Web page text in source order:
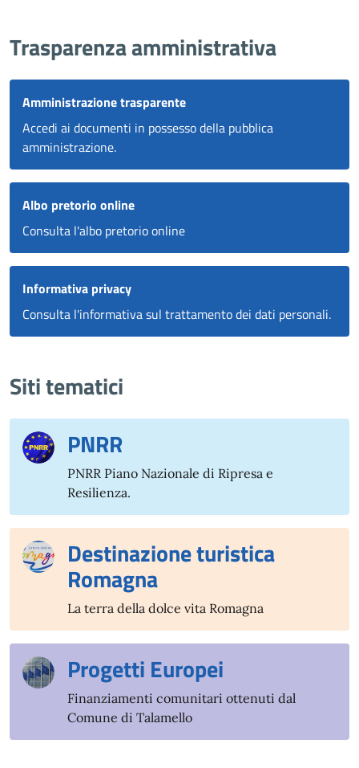
Trasparenza amministrativa
Amministrazione trasparente
Accedi ai documenti in possesso della pubblica
amministrazione.
Albo pretorio online
Consulta l'albo pretorio online
Informativa privacy
Consulta l'informativa sul trattamento dei dati personali.
Siti tematici
PNRR
PNRR Piano Nazionale di Ripresa e
Resilienza.
Destinazione turistica
Romagna
La terra della dolce vita Romagna
Progetti Europei
Finanziamenti comunitari ottenuti dal
Comune di Talamello